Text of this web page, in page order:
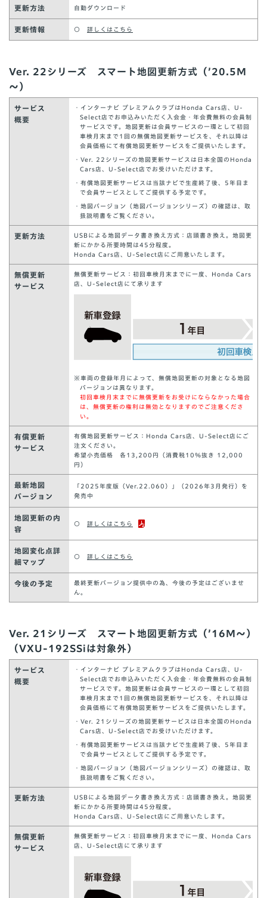
更新方法 自動ダウンロード
更新情報 ○ 詳しくはこちら
Ver. 22シリーズ スマート地図更新方式（’20.5M
～）
サービス
概要
・インターナビ プレミアムクラブはHonda Cars店、U-
Select店でお申込みいただく入会金・年会費無料の会員制
サービスです。地図更新は会員サービスの一環として初回
車検月末まで1回の無償地図更新サービスを、それ以降は
会員価格にて有償地図更新サービスをご提供いたします。
・Ver. 22シリーズの地図更新サービスは日本全国のHonda
Cars店、U-Select店でお受けいただけます。
・有償地図更新サービスは当該ナビで生産終了後、5年目ま
で会員サービスとしてご提供する予定です。
・地図バージョン（地図バージョンシリーズ）の確認は、取
扱説明書をご覧ください。
更新方法
USBによる地図データ書き換え方式：店頭書き換え。地図更
新にかかる所要時間は45分程度。
Honda Cars店、U-Select店にご用意いたします。
無償更新
サービス
無償更新サービス：初回車検月末までに一度、Honda Cars
店、U-Select店にて承ります
※車両の登録年月によって、無償地図更新の対象となる地図
バージョンは異なります。
初回車検月末までに無償更新をお受けにならなかった場合
は、無償更新の権利は無効となりますのでご注意くださ
い。
有償更新
サービス
有償地図更新サービス：Honda Cars店、U-Select店にご
注文ください。
希望小売価格 各13,200円（消費税10％抜き 12,000
円）
最新地図
バージョン
「2025年度版（Ver.22.060）」（2026年3月発行）を
発売中
地図更新の内
容
○ 詳しくはこちら
地図変化点詳
細マップ
○ 詳しくはこちら
今後の予定
最終更新バージョン提供中の為、今後の予定はございませ
ん。
Ver. 21シリーズ スマート地図更新方式（’16M～）
（VXU-192SSiは対象外）
サービス
概要
・インターナビ プレミアムクラブはHonda Cars店、U-
Select店でお申込みいただく入会金・年会費無料の会員制
サービスです。地図更新は会員サービスの一環として初回
車検月末まで1回の無償地図更新サービスを、それ以降は
会員価格にて有償地図更新サービスをご提供いたします。
・Ver. 21シリーズの地図更新サービスは日本全国のHonda
Cars店、U-Select店でお受けいただけます。
・有償地図更新サービスは当該ナビで生産終了後、5年目ま
で会員サービスとしてご提供する予定です。
・地図バージョン（地図バージョンシリーズ）の確認は、取
扱説明書をご覧ください。
更新方法
USBによる地図データ書き換え方式：店頭書き換え。地図更
新にかかる所要時間は45分程度。
Honda Cars店、U-Select店にご用意いたします。
無償更新
サービス
無償更新サービス：初回車検月末までに一度、Honda Cars
店、U-Select店にて承ります